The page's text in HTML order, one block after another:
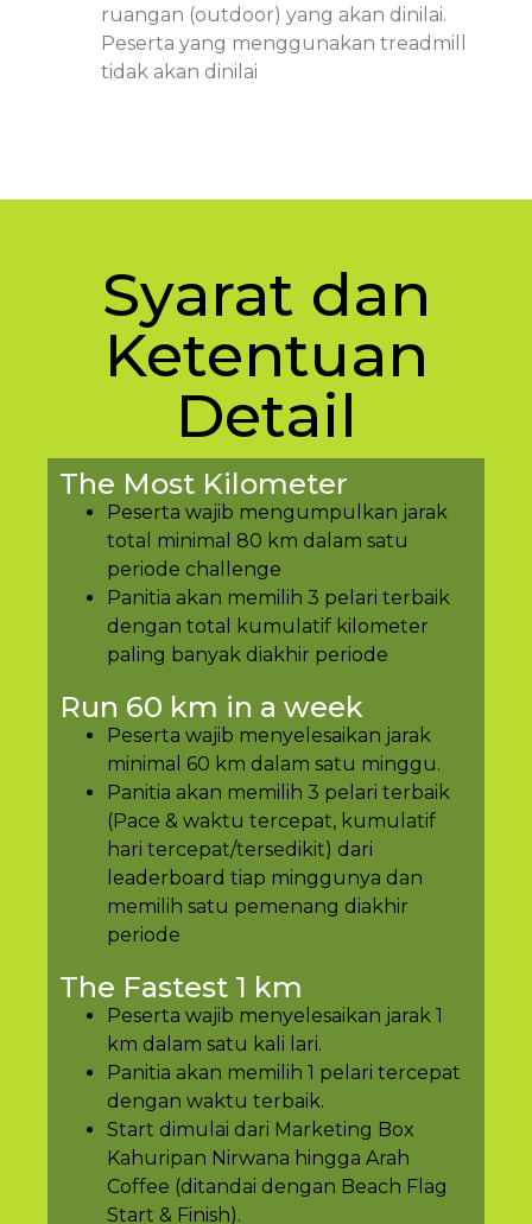
ruangan (outdoor) yang akan dinilai.
Peserta yang menggunakan treadmill
tidak akan dinilai
Syarat dan
Ketentuan
Detail
The Most Kilometer
Peserta wajib mengumpulkan jarak
total minimal 80 km dalam satu
periode challenge
Panitia akan memilih 3 pelari terbaik
dengan total kumulatif kilometer
paling banyak diakhir periode
Run 60 km in a week
Peserta wajib menyelesaikan jarak
minimal 60 km dalam satu minggu.
Panitia akan memilih 3 pelari terbaik
(Pace & waktu tercepat, kumulatif
hari tercepat/tersedikit) dari
leaderboard tiap minggunya dan
memilih satu pemenang diakhir
periode
The Fastest 1 km
Peserta wajib menyelesaikan jarak 1
km dalam satu kali lari.
Panitia akan memilih 1 pelari tercepat
dengan waktu terbaik.
Start dimulai dari Marketing Box
Kahuripan Nirwana hingga Arah
Coffee (ditandai dengan Beach Flag
Start & Finish).